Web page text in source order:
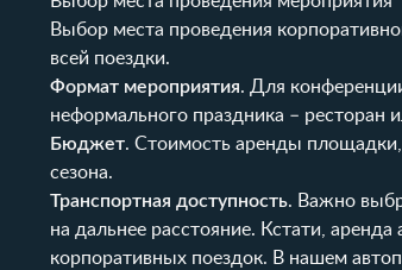
Выбор места проведения
всей поездки.
Формат мероприятия. Для
неформального праздника – ресторан
Бюджет. Стоимость аренды площадки,
сезона.
Транспортная доступность. Важно
на дальнее расстояние. Кстати,
корпоративных поездок. В нашем